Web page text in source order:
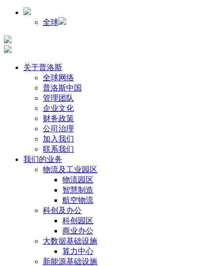
全球
关于普洛斯
全球网络
普洛斯中国
管理团队
企业文化
财务政策
公司治理
加入我们
联系我们
我们的业务
物流及工业园区
物流园区
智慧制造
航空物流
科创及办公
科创园区
商业办公
大数据基础设施
算力中心
新能源基础设施